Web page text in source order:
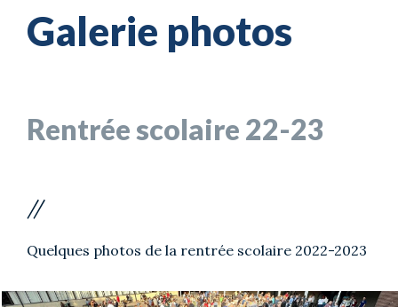
Galerie photos
Rentrée scolaire 22-23
//
Quelques photos de la rentrée scolaire 2022-2023